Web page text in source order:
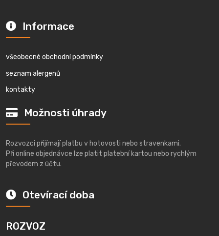
Informace
všeobecné obchodní podmínky
seznam alergenů
kontakty
Možnosti úhrady
Rozvozci přijímají platbu v hotovosti nebo stravenkami.
Při online objednávce lze platit platební kartou nebo rychlým
převodem z účtu.
Otevírací doba
ROZVOZ